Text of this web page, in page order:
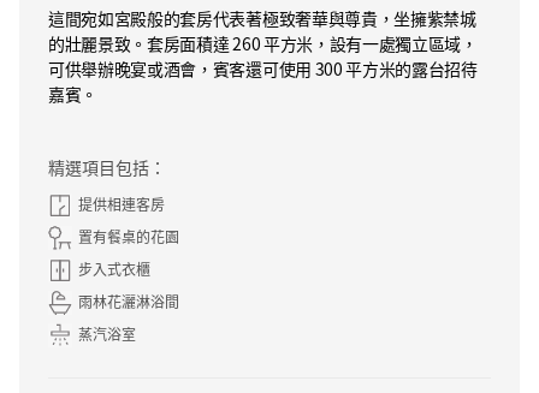
這間宛如宮殿般的套房代表著極致奢華與尊貴，坐擁紫禁城
的壯麗景致。套房面積達 260 平方米，設有一處獨立區域，
可供舉辦晚宴或酒會，賓客還可使用 300 平方米的露台招待
嘉賓。
精選項目包括：
提供相連客房
置有餐桌的花園
步入式衣櫃
雨林花灑淋浴間
蒸汽浴室